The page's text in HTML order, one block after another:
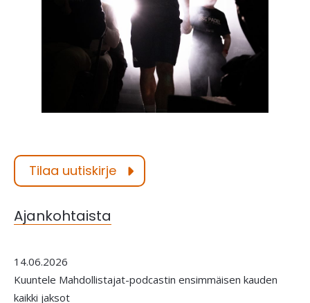
Tilaa uutiskirje
Ajankohtaista
14.06.2026
Kuuntele Mahdollistajat-podcastin ensimmäisen kauden
kaikki jaksot